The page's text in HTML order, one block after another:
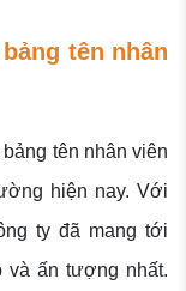
tên nhân
tên nhân viên
hiện nay. Với
ty đã mang tới
và ấn tượng nhất.